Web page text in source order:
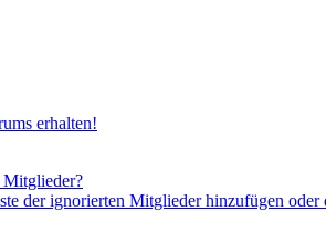
erhalten!
Mitglieder?
der ignorierten Mitglieder hinzufügen oder